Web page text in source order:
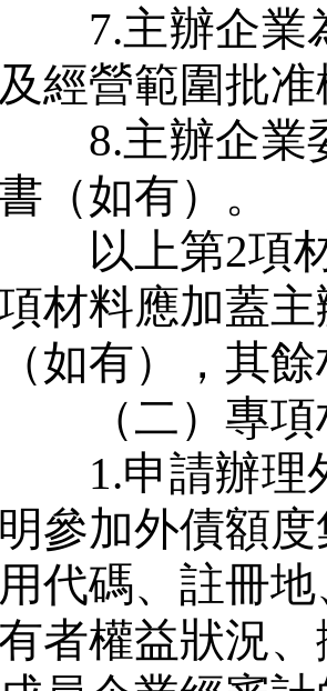
7.主辦企業
及經營範圍批
8.主辦企業
（如有）。
以上第2項
材料應加蓋
（如有），其
（二）專
1.申請辦理
明參加外債額
用代碼、註冊
者權益狀況